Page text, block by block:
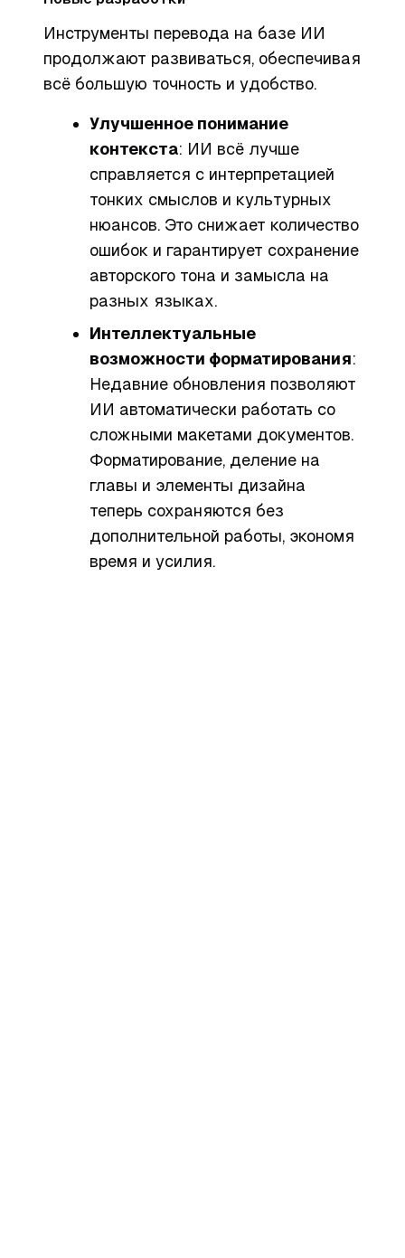
Инструменты перевода на базе ИИ
продолжают развиваться, обеспечивая
всё большую точность и удобство.
Улучшенное понимание
контекста: ИИ всё лучше
справляется с интерпретацией
тонких смыслов и культурных
нюансов. Это снижает количество
ошибок и гарантирует сохранение
авторского тона и замысла на
разных языках.
Интеллектуальные
возможности форматирования:
Недавние обновления позволяют
ИИ автоматически работать со
сложными макетами документов.
Форматирование, деление на
главы и элементы дизайна
теперь сохраняются без
дополнительной работы, экономя
время и усилия.